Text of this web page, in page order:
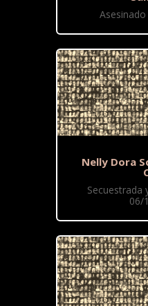
Nelly Dora
Secuestrada
06/